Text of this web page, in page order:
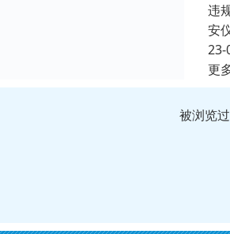
违
安
23-
更
被浏览